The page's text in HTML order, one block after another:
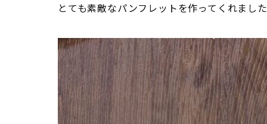
とても素敵なパンフレットを作ってくれました